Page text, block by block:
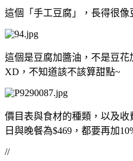
這個「手工豆腐」，長得很
這個是豆腐加醬油，不是豆
XD，不知道該不該算甜點~
價目表與食材的種類，以及收
日與晚餐為$469，都要再加
//